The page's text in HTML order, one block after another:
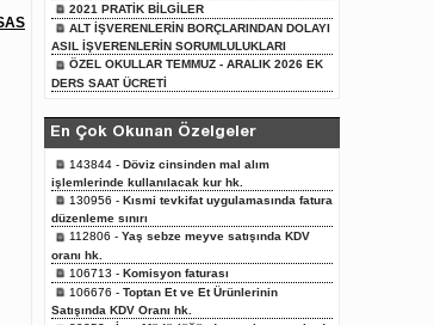
2021 PRATİK BİLGİLER
ALT İŞVERENLERİN BORÇLARINDAN DOLAYI
ASIL İŞVERENLERİN SORUMLULUKLARI
ÖZEL OKULLAR TEMMUZ - ARALIK 2026 EK
DERS SAAT ÜCRETİ
En Çok Okunan Özelgeler
143844 - Döviz cinsinden mal alım
işlemlerinde kullanılacak kur hk.
130956 - Kısmi tevkifat uygulamasında fatura
düzenleme sınırı
112806 - Yaş sebze meyve satışında KDV
oranı hk.
106713 - Komisyon faturası
106676 - Toptan Et ve Et Ürünlerinin
Satışında KDV Oranı hk.